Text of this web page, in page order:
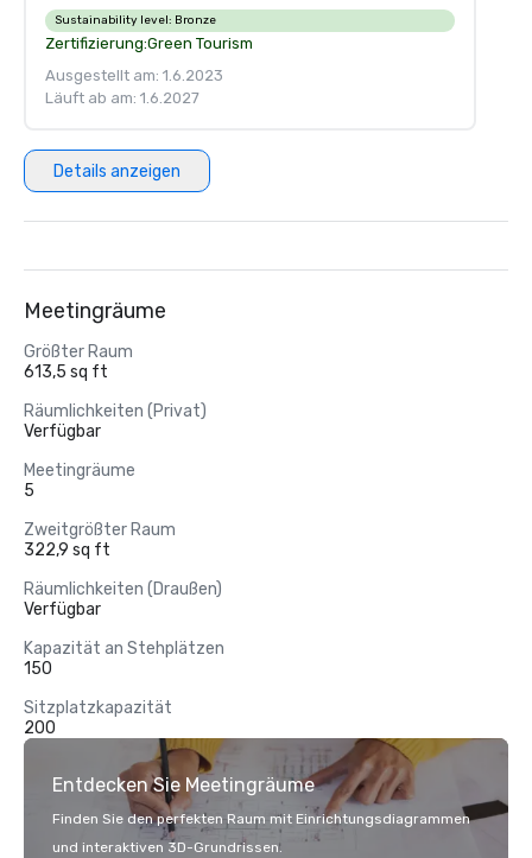
Sustainability level: Bronze
Zertifizierung:Green Tourism
Ausgestellt am: 1.6.2023
Läuft ab am: 1.6.2027
Details anzeigen
Meetingräume
Größter Raum
613,5 sq ft
Räumlichkeiten (Privat)
Verfügbar
Meetingräume
5
Zweitgrößter Raum
322,9 sq ft
Räumlichkeiten (Draußen)
Verfügbar
Kapazität an Stehplätzen
150
Sitzplatzkapazität
200
Entdecken Sie Meetingräume
Finden Sie den perfekten Raum mit Einrichtungsdiagrammen
und interaktiven 3D-Grundrissen.